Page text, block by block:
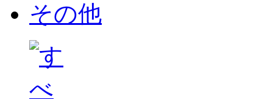
その他